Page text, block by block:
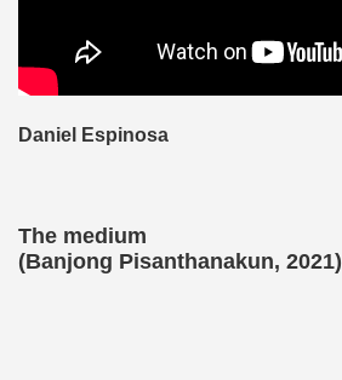
Daniel Espinosa
The medium
(Banjong Pisanthanakun, 2021)